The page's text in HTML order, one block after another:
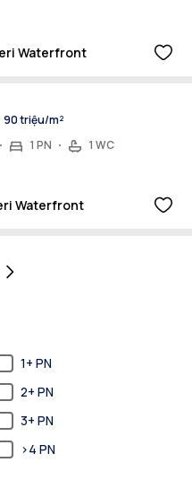
Waterfront
90 triệu/m²
1 PN 1 WC
Waterfront
1+ PN
2+ PN
3+ PN
>4 PN